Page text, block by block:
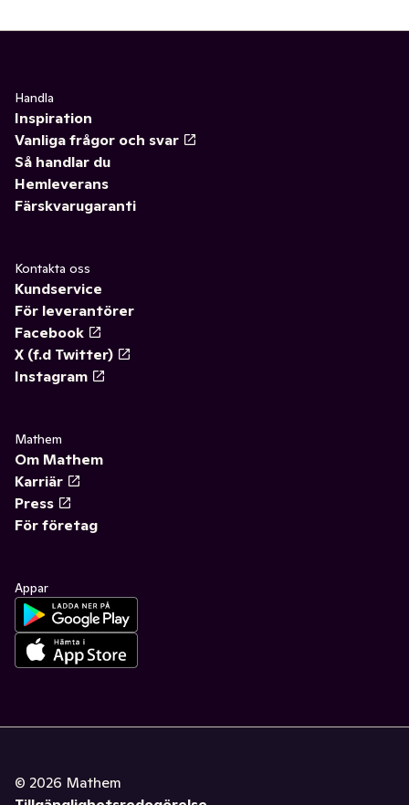
Handla
Inspiration
Vanliga frågor och svar
Så handlar du
Hemleverans
Färskvarugaranti
Kontakta oss
Kundservice
För leverantörer
Facebook
X (f.d Twitter)
Instagram
Mathem
Om Mathem
Karriär
Press
För företag
Appar
© 2026 Mathem